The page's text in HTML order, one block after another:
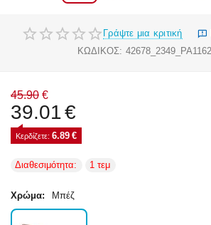
Γράψτε μια κριτική
ΚΩΔΙΚΟΣ:
45.90 €
39.01€
Κερδίζετε: 6.89 €
Διαθεσιμότητα: 1 τεμ
Χρώμα: Μπέζ